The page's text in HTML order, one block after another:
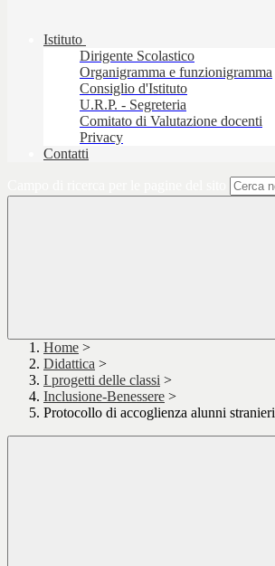
Istituto
Dirigente Scolastico
Organigramma e funzionigramma
Consiglio d'Istituto
U.R.P. - Segreteria
Comitato di Valutazione docenti
Privacy
Contatti
Home >
Didattica >
I progetti delle classi >
Inclusione-Benessere >
Protocollo di accoglienza alunni stranieri